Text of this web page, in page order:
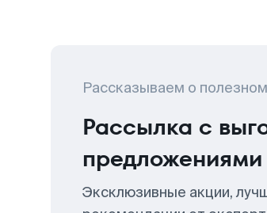
Рассказываем о
Рассылка с
предложениями
Эксклюзивные акции,